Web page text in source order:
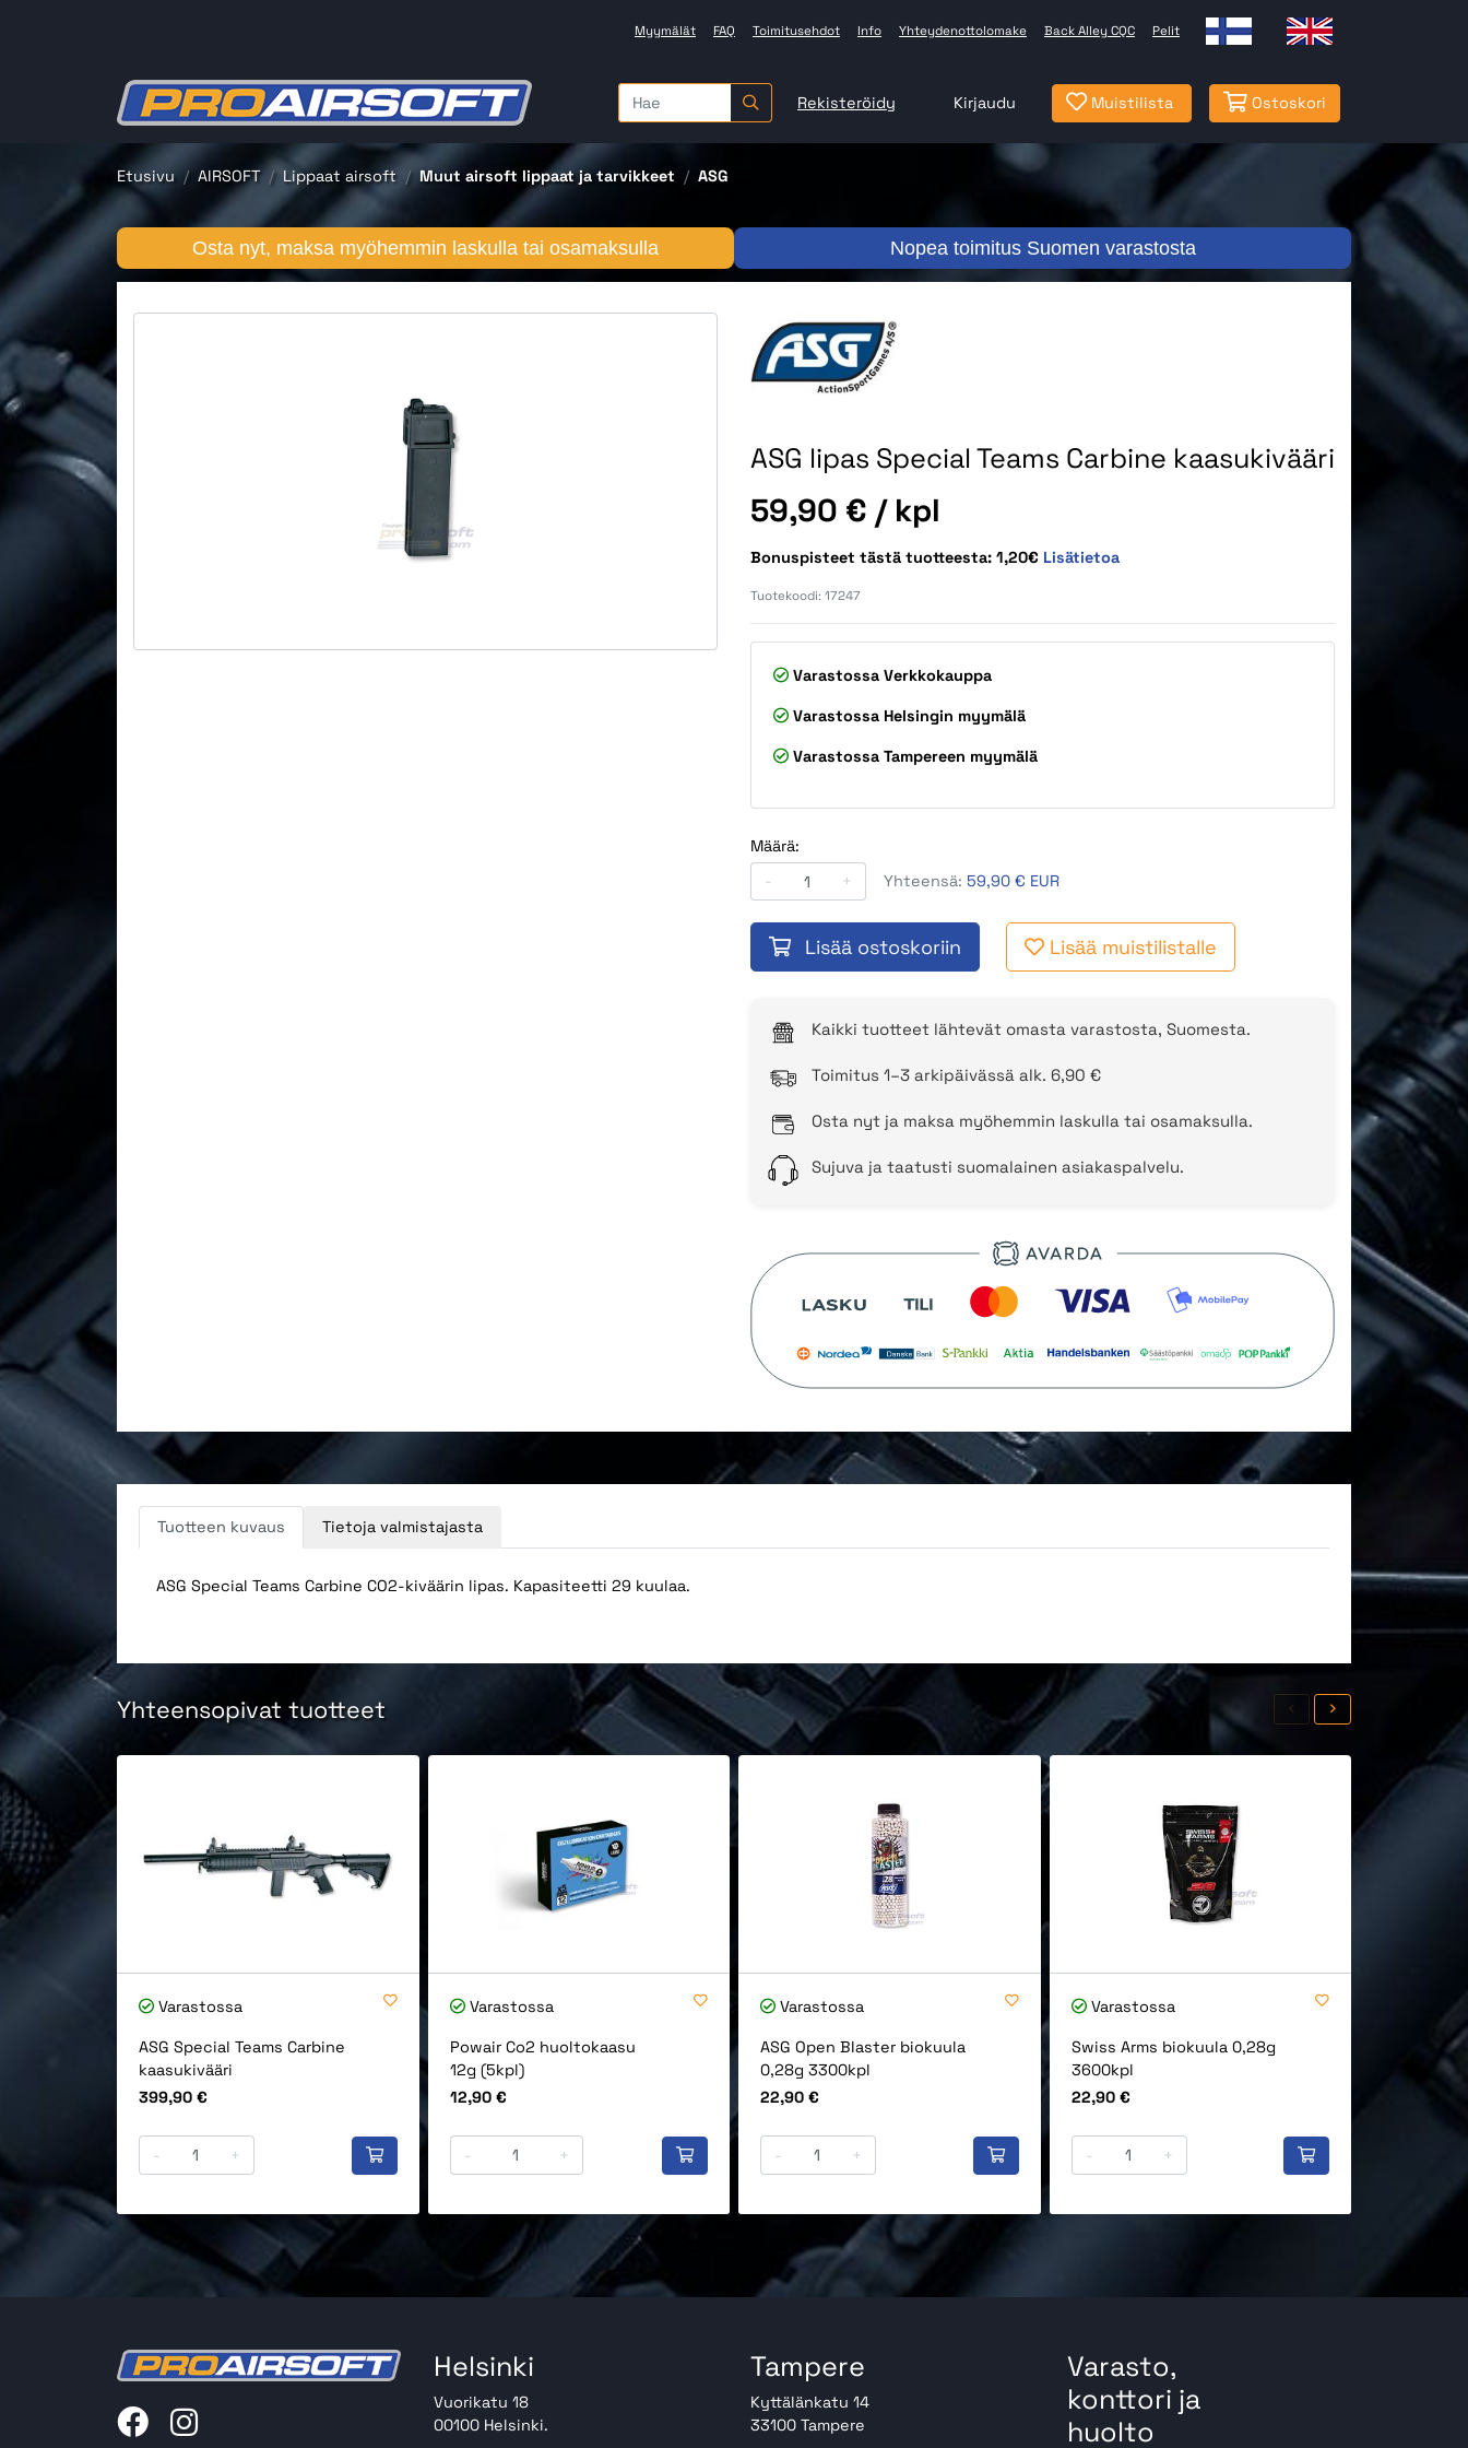
Myymälät FAQ Toimitusehdot Info Yhteydenottolomake Back Alley CQC Pelit
Rekisteröidy Kirjaudu Muistilista Ostoskori
Etusivu AIRSOFT Lippaat airsoft Muut airsoft lippaat ja tarvikkeet ASG
Osta nyt, maksa myöhemmin laskulla tai osamaksulla Nopea toimitus Suomen varastosta
ASG lipas Special Teams Carbine kaasukivääri
Hinta
59,90 € / kpl
Bonuspisteet tästä tuotteesta: 1,20€ Lisätietoa
Tuotekoodi: 17247
Varastossa Verkkokauppa
Varastossa Helsingin myymälä
Varastossa Tampereen myymälä
Määrä:
-
+ Yhteensä: 59,90 € EUR
Lisää ostoskoriin Lisää muistilistalle
Kaikki tuotteet lähtevät omasta varastosta, Suomesta.
Toimitus 1–3 arkipäivässä alk. 6,90 €
Osta nyt ja maksa myöhemmin laskulla tai osamaksulla.
Sujuva ja taatusti suomalainen asiakaspalvelu.
Tuotteen kuvaus Tietoja valmistajasta
ASG Special Teams Carbine CO2-kiväärin lipas. Kapasiteetti 29 kuulaa.
Yhteensopivat tuotteet
Varastossa
ASG Special Teams Carbine
kaasukivääri
Hinta
399,90 €
- +
Varastossa
Powair Co2 huoltokaasu
12g (5kpl)
Hinta
12,90 €
- +
Varastossa
ASG Open Blaster biokuula
0,28g 3300kpl
Hinta
22,90 €
- +
Varastossa
Swiss Arms biokuula 0,28g
3600kpl
Hinta
22,90 €
- +
Bioval
3600kpl
Helsinki
Vuorikatu 18
00100 Helsinki.
Tampere
Kyttälänkatu 14
33100 Tampere
Varasto,
konttori ja
huolto